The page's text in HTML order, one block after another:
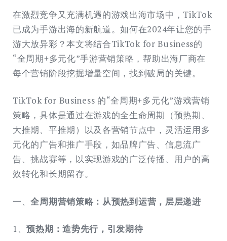
在激烈竞争又充满机遇的游戏出海市场中，TikTok
已成为手游出海的新航道。如何在2024年让您的手
游大放异彩？本文将结合TikTok for Business的
“全周期+多元化”手游营销策略，帮助出海厂商在
每个营销阶段挖掘增量空间，找到破局的关键。
TikTok for Business 的“全周期+多元化”游戏营销
策略，具体是通过在游戏的全生命周期（预热期、
大推期、平推期）以及各营销节点中，灵活运用多
元化的广告和推广手段，如品牌广告、信息流广
告、挑战赛等，以实现游戏的广泛传播、用户的高
效转化和长期留存。
一、全周期营销策略：从预热到运营，层层递进
1、预热期：造势先行，引发期待